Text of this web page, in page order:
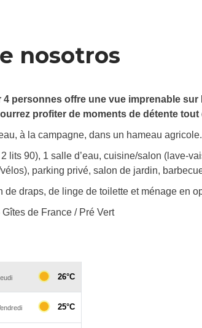
nosotros
personnes offre une vue imprenable
profiter de moments de détente
à la campagne, dans un hameau
lits 90), 1 salle d’eau, cuisine/salon (lave-
parking privé, salon de jardin,
de draps, de linge de toilette et ménage en
Gîtes de France / Pré Vert